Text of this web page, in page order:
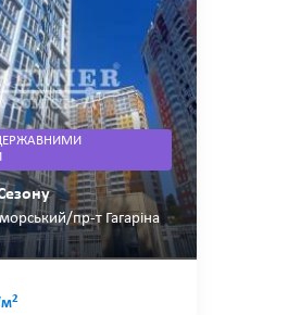
пр-т Гагаріна
м2